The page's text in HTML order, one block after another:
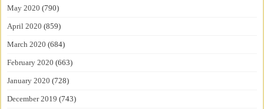
May 2020 (790)
April 2020 (859)
March 2020 (684)
February 2020 (663)
January 2020 (728)
December 2019 (743)